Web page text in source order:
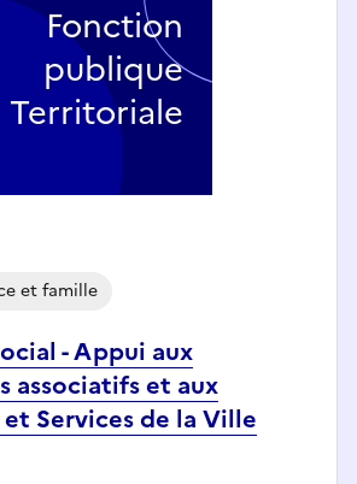
- Appui aux
associatifs et aux
Services de la Ville
et famille
Fonction
publique
Territoriale